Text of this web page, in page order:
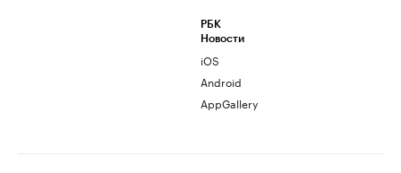
РБК
Новости
iOS
Android
AppGallery